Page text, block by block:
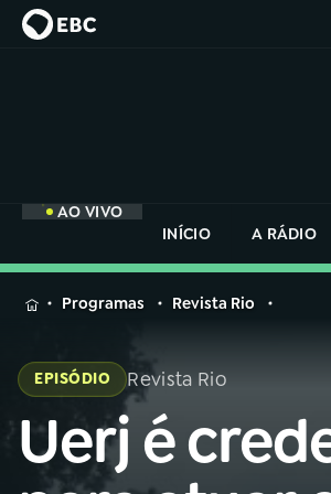
AO VIVO
INÍCIO
A RÁDIO
MENU
Buscar
na
Rádio
na
Rádio
Programas Revista Rio
EPISÓDIO Revista Rio
Uerj é